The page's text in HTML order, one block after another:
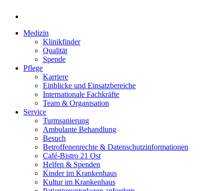
Medizin
Klinikfinder
Qualität
Spende
Pflege
Karriere
Einblicke und Einsatzbereiche
Internationale Fachkräfte
Team & Organisation
Service
Turmsanierung
Ambulante Behandlung
Besuch
Betroffenenrechte & Datenschutzinformationen
Café-Bistro 21 Ost
Helfen & Spenden
Kinder im Krankenhaus
Kultur im Krankenhaus